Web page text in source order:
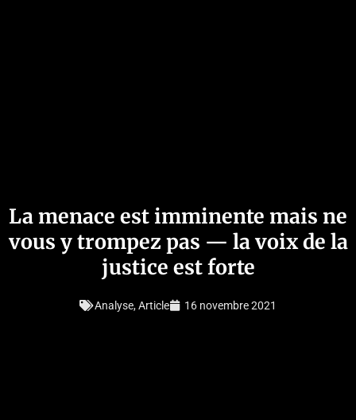
La menace est imminente mais ne
vous y trompez pas — la voix de la
justice est forte
Analyse,Article 16 novembre 2021